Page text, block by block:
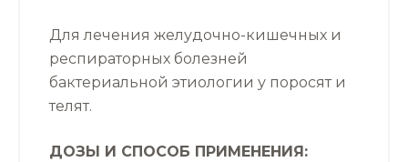
Для лечения желудочно-кишечных и
респираторных болезней
бактериальной этиологии у поросят и
телят.
ДОЗЫ И СПОСОБ ПРИМЕНЕНИЯ: